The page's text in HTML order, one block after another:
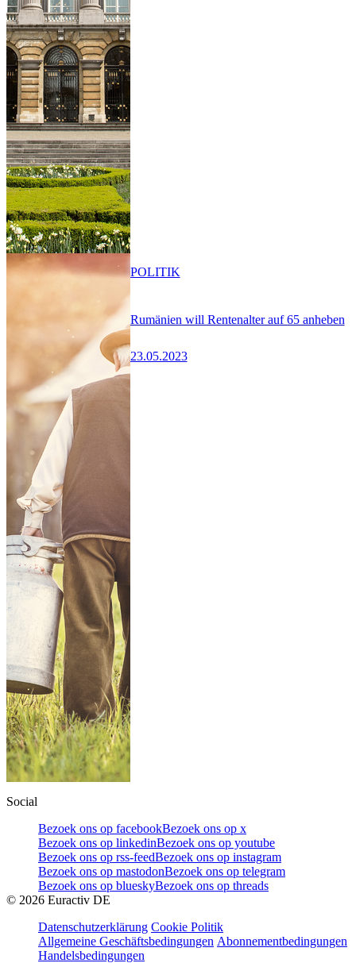
Rumänien will Rentenalter auf 65 anheben
23.05.2023
POLITIK
Social
Bezoek ons op facebookBezoek ons op x
Bezoek ons op linkedinBezoek ons op youtube
Bezoek ons op rss-feedBezoek ons op instagram
Bezoek ons op mastodonBezoek ons op telegram
Bezoek ons op blueskyBezoek ons op threads
© 2026 Euractiv DE
Datenschutzerklärung Cookie Politik
Allgemeine Geschäftsbedingungen Abonnementbedingungen
Handelsbedingungen